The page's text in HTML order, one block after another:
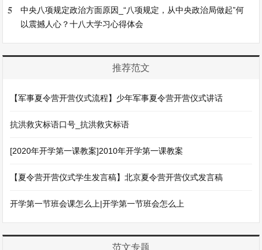
5
中央八项规定政治方面原因_“八项规定，从中央政治局做起”何
以震撼人心？十八大学习心得体会
推荐范文
【军事夏令营开营仪式流程】少年军事夏令营开营仪式讲话
抗洪救灾标语口号_抗洪救灾标语
[2020年开学第一课教案]2010年开学第一课教案
【夏令营开营仪式学生发言稿】北京夏令营开营仪式发言稿
开学第一节班会课怎么上|开学第一节班会怎么上
范文专题